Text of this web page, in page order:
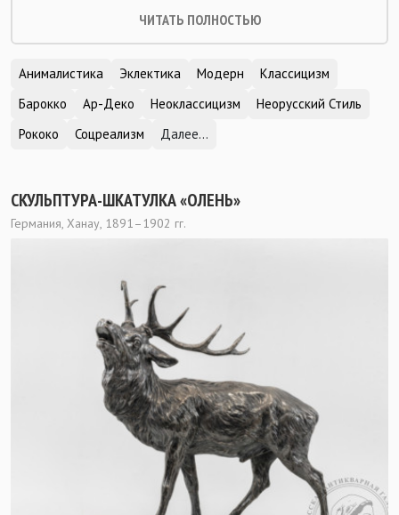
ЧИТАТЬ ПОЛНОСТЬЮ
Анималистика Эклектика Модерн
Классицизм
Барокко
Ар-Деко Неоклассицизм
Неорусский Стиль
Рококо
Соцреализм Далее...
СКУЛЬПТУРА-ШКАТУЛКА «ОЛЕНЬ»
Германия, Ханау, 1891–1902 гг.